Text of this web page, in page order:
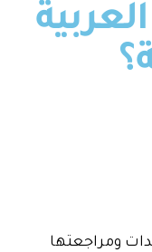
ومراجعتها